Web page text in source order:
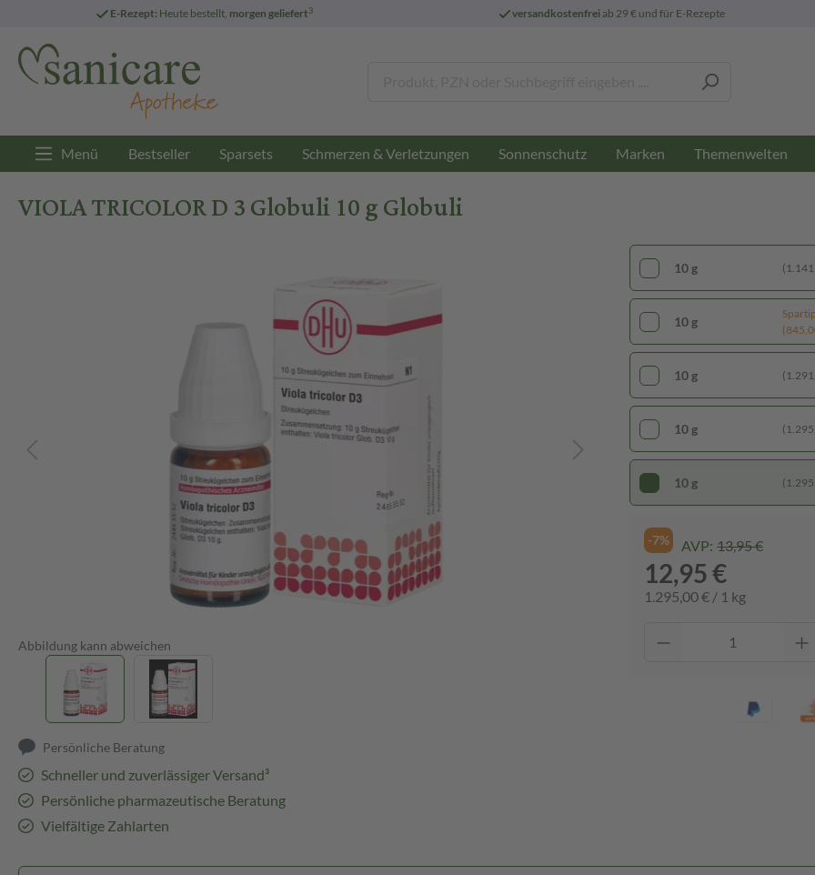
E-Rezept: Heute bestellt, morgen geliefert3 versandkostenfreiab 29 € und für E-Rezepte
Menü Bestseller Sparsets Schmerzen & Verletzungen Sonnenschutz Marken Themenwelten
VIOLA TRICOLOR D 3 Globuli 10 g Globuli
Abbildung kann abweichen
Persönliche Beratung
Schneller und zuverlässiger Versand³
Persönliche pharmazeutische Beratung
Vielfältige Zahlarten
10 g
10 g
10 g
10 g
10 g
-7% AVP: 13,95 €
12,95 €
1.295,00 € / 1 kg